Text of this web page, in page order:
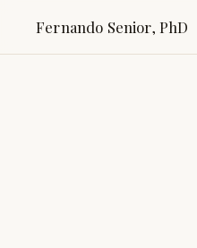
Fernando Senior, PhD